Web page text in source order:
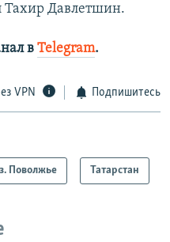
Давлетшин.
в Telegram.
VPN Подпишитесь
Поволжье Татарстан